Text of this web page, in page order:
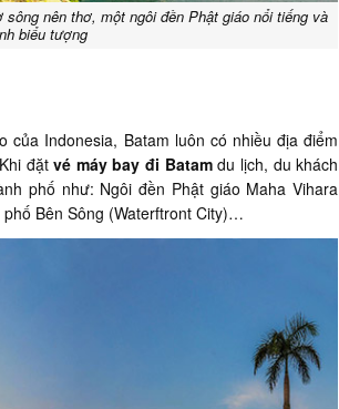
nên thơ, một ngôi đền Phật giáo nổi tiếng và
biểu tượng
Indonesia, Batam luôn có nhiều địa điểm
đặtvé máy bay đi Batamdu lịch, du khách
phố như: Ngôi đền Phật giáo Maha Vihara
Bên Sông (Waterftront City)…